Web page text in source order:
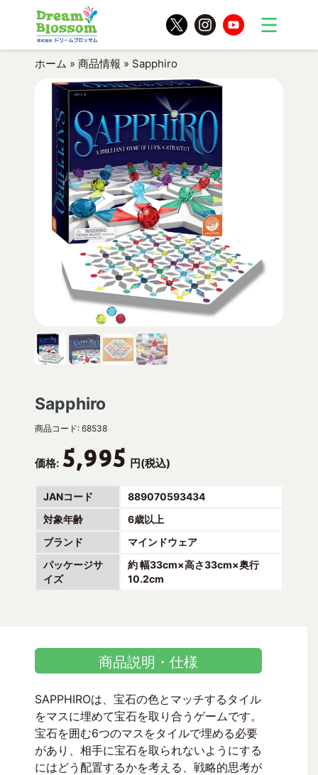
ホーム » 商品情報 » Sapphiro
Sapphiro
商品コード: 68538
価格: 5,995 円(税込)
JANコード
889070593434
対象年齢
6歳以上
ブランド
マインドウェア
パッケージサ
イズ
約 幅33cm×高さ33cm×奥行
10.2cm
商品説明・仕様
SAPPHIROは、宝石の色とマッチするタイル
をマスに埋めて宝石を取り合うゲームです。
宝石を囲む6つのマスをタイルで埋める必要
があり、相手に宝石を取られないようにする
にはどう配置するかを考える、戦略的思考が